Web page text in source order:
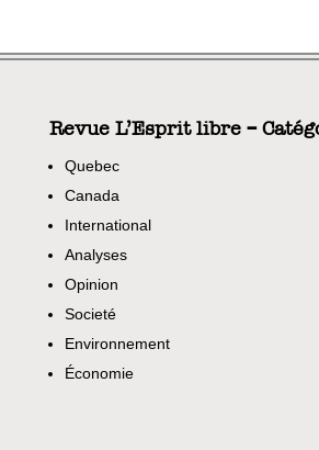
Revue L’Esprit libre –
Quebec
Canada
International
Analyses
Opinion
Societé
Environnement
Économie